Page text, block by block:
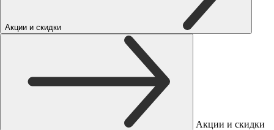
Акции и скидки
Акции и скидки